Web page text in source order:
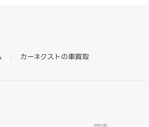
カーネクストの車買取